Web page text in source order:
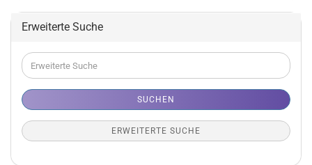
Erweiterte Suche
Erweiterte
Suche
SUCHEN
ERWEITERTE SUCHE